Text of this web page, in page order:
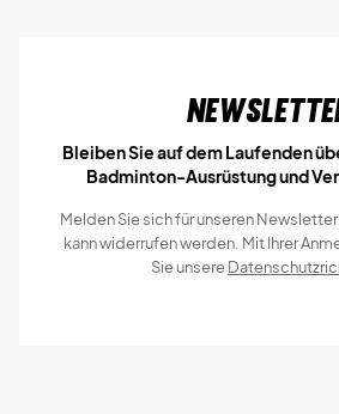
Bleiben Sie auf dem Laufenden
Badminton-Ausrüstung und
Melden Sie sich für unseren
kann widerrufen werden. Mit Ihrer
Sie unsere